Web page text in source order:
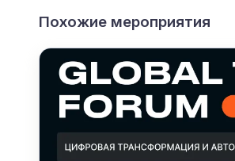
Похожие мероприятия